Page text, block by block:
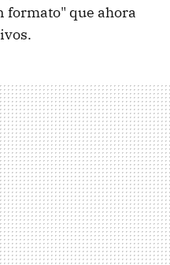
formato" que ahora